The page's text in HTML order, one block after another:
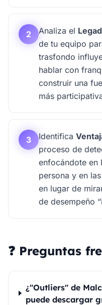
2 Analiza el
de tu equipo
trasfondo
hablar con
construir una
más
3 Identifica
proceso de
enfocándote en
persona y en
en lugar de
de desempeño
❓ Preguntas
¿"Outliers" de
puede descargar